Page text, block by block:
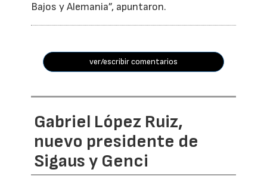
Bajos y Alemania”, apuntaron.
ver/escribir comentarios
Gabriel López Ruiz,
nuevo presidente de
Sigaus y Genci